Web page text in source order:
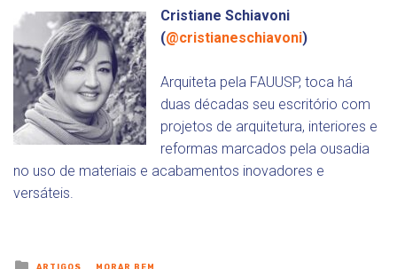
Cristiane Schiavoni
(@cristianeschiavoni)
Arquiteta pela FAUUSP, toca há
duas décadas seu escritório com
projetos de arquitetura, interiores e
reformas marcados pela ousadia
no uso de materiais e acabamentos inovadores e
versáteis.
Posted
ARTIGOS MORAR BEM